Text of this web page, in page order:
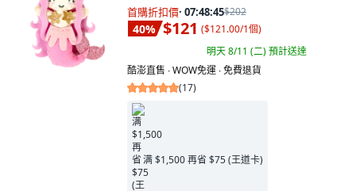
首購折扣價· 07:48:44$202
40% $121 ($121.00/1個)
明天 8/11 (二)預計送達
酷澎直售 ∙ WOW免運 ∙ 免費退貨
(17)
满 $1,500 再省 $75 (王道卡)